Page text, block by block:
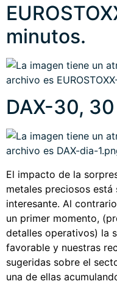
minutos.
DAX-30,
El impacto de la
metales preciosos
interesante. Al
un primer momento,
detalles operativos) la
favorable y nuestras
sugeridas sobre el
una de ellas